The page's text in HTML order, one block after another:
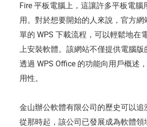
Fire 平板電腦上，這讓許多平板電腦
用。對於想要開始的人來說，官方網
單的 WPS 下載流程，可以輕鬆地在
上安裝軟體。該網站不僅提供電腦版
透過 WPS Office 的功能向用戶概述
用性。
金山辦公軟體有限公司的歷史可以追
從那時起，該公司已發展成為軟體領